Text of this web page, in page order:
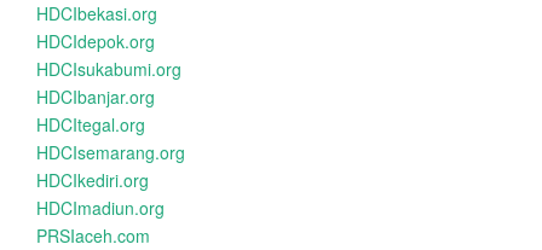
HDCIbekasi.org
HDCIdepok.org
HDCIsukabumi.org
HDCIbanjar.org
HDCItegal.org
HDCIsemarang.org
HDCIkediri.org
HDCImadiun.org
PRSIaceh.com